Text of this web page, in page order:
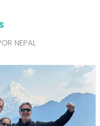
NEPAL